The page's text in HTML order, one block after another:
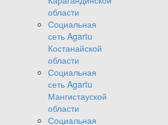
области
Социальная
сеть Agartu
Костанайской
области
Социальная
сеть Agartu
Мангистауской
области
Социальная